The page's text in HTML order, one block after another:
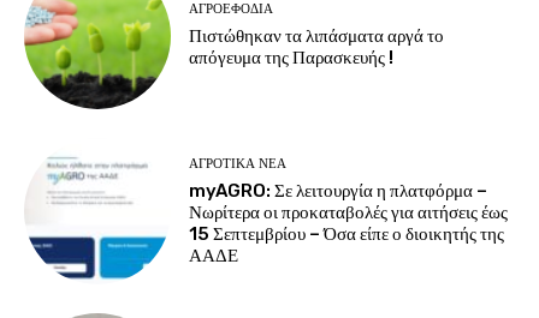
ΑΓΡΟΕΦΌΔΙΑ
Πιστώθηκαν τα λιπάσματα αργά το
απόγευμα της Παρασκευής !
ΑΓΡΟΤΙΚΆ ΝΈΑ
myAGRO: Σε λειτουργία η πλατφόρμα –
Νωρίτερα οι προκαταβολές για αιτήσεις έως
15 Σεπτεμβρίου – Όσα είπε ο διοικητής της
ΑΑΔΕ